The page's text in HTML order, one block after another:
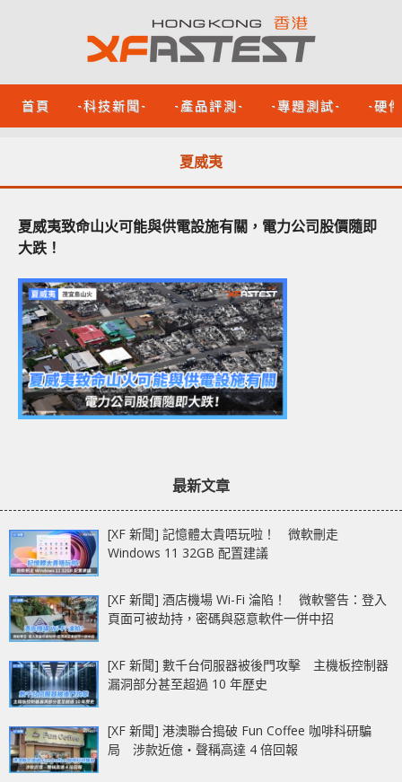
首頁 -科技新聞- -產品評測- -專題測試- -硬
夏威夷
夏威夷致命山火可能與供電設施有關，電力公司股價隨即
大跌！
最新文章
[XF 新聞] 記憶體太貴唔玩啦！ 微軟刪走
Windows 11 32GB 配置建議
[XF 新聞] 酒店機場 Wi-Fi 淪陷！ 微軟警告：登入
頁面可被劫持，密碼與惡意軟件一併中招
[XF 新聞] 數千台伺服器被後門攻擊 主機板控制器
漏洞部分甚至超過 10 年歷史
[XF 新聞] 港澳聯合搗破 Fun Coffee 咖啡科研騙
局 涉款近億‧聲稱高達 4 倍回報